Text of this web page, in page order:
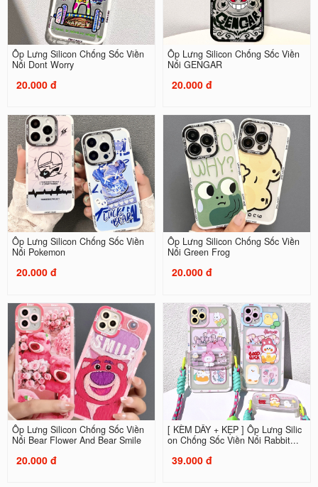
Ốp Lưng Silicon Chống Sốc Viền
Nổi Dont Worry
20.000 đ
Ốp Lưng Silicon Chống Sốc Viền
Nổi GENGAR
20.000 đ
Ốp Lưng Silicon Chống Sốc Viền
Nổi Pokemon
20.000 đ
Ốp Lưng Silicon Chống Sốc Viền
Nổi Green Frog
20.000 đ
Ốp Lưng Silicon Chống Sốc Viền
Nổi Bear Flower And Bear Smile
20.000 đ
[ KÈM DÂY + KẸP ] Ốp Lưng Silic
on Chống Sốc Viền Nổi Rabbit...
39.000 đ